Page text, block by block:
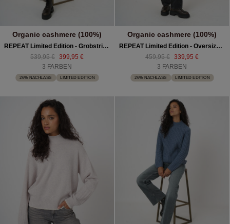
Organic cashmere (100%)
REPEAT Limited Edition - Grobstrickpullover Aus Kaschmir
539,95 € 399,95 €
3 FARBEN
26% NACHLASS LIMITED EDITION
Organic cashmere (100%)
REPEAT Limited Edition - Oversized Kaschmirponcho
459,95 € 339,95 €
3 FARBEN
26% NACHLASS LIMITED EDITION